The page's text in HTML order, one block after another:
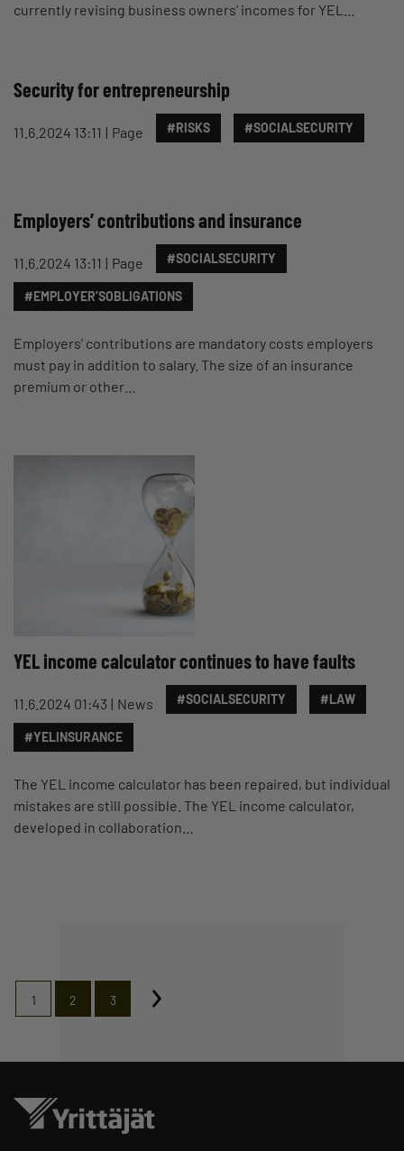
currently revising business owners’ incomes for YEL…
Security for entrepreneurship
11.6.2024 13:11 Page #RISKS #SOCIALSECURITY
Employers’ contributions and insurance
11.6.2024 13:11 Page #SOCIALSECURITY
#EMPLOYER’SOBLIGATIONS
Employers’ contributions are mandatory costs employers
must pay in addition to salary. The size of an insurance
premium or other…
YEL income calculator continues to have faults
11.6.2024 01:43 News #SOCIALSECURITY #LAW
#YELINSURANCE
The YEL income calculator has been repaired, but individual
mistakes are still possible. The YEL income calculator,
developed in collaboration…
1 2 3